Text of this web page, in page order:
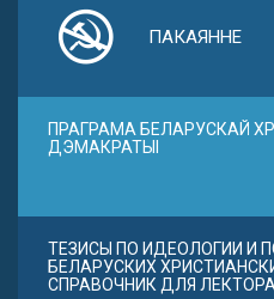
ПАКАЯННЕ
ПРАГРАМА БЕЛАРУСКАЙ
ДЭМАКРАТЫІ
ТЕЗИСЫ ПО ИДЕОЛОГИИ И
БЕЛАРУСКИХ
СПРАВОЧНИК ДЛЯ ЛЕКТОРА